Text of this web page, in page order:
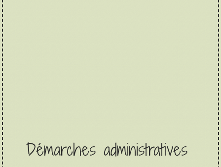
Démarches administratives